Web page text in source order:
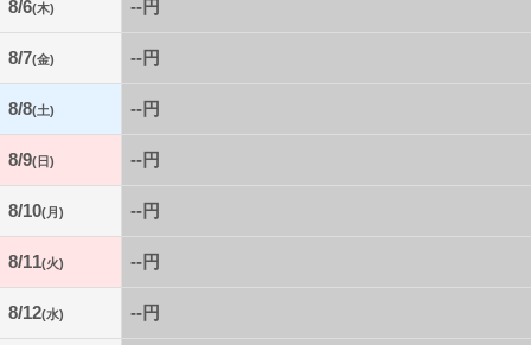
8/6(木) --円
8/7(金) --円
8/8(土) --円
8/9(日) --円
8/10(月) --円
8/11(火) --円
8/12(水) --円